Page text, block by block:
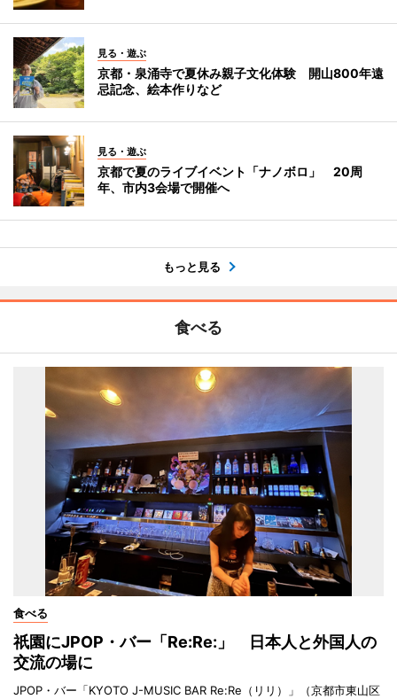
見る・遊ぶ
京都・泉涌寺で夏休み親子文化体験 開山800年遠
忌記念、絵本作りなど
見る・遊ぶ
京都で夏のライブイベント「ナノボロ」 20周
年、市内3会場で開催へ
もっと見る
食べる
食べる
祇園にJPOP・バー「Re:Re:」 日本人と外国人の
交流の場に
JPOP・バー「KYOTO J-MUSIC BAR Re:Re（リリ）」（京都市東山区